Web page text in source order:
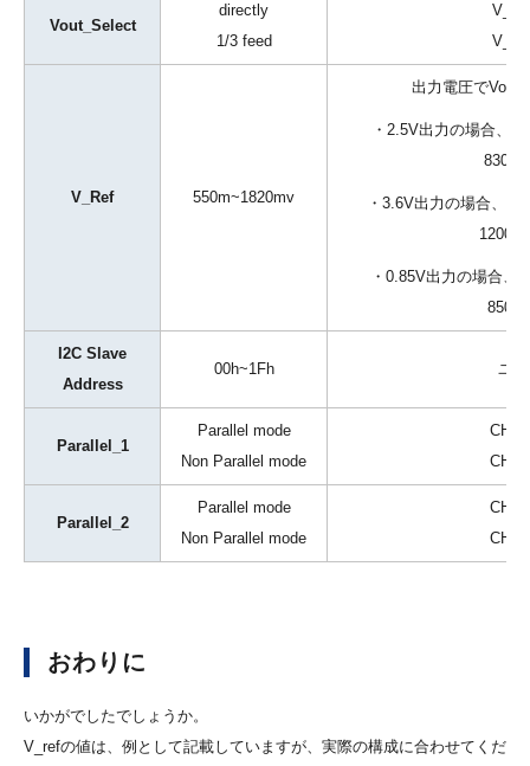
Vout_Select
directly
1/3 feed
V_Ref 550m~1820mv
出力電圧で
・2.5V出力の場合、
・3.6V出力の場合、
・0.85V出力の場合、
I2C Slave
Address
00h~1Fh ユ
Parallel_1
Parallel mode
Non Parallel mode
CH1-
CH1-
Parallel_2
Parallel mode
Non Parallel mode
CH3-
CH3-
おわりに
いかがでしたでしょうか。
V_refの値は、例として記載していますが、実際の構成に合わせてくだ